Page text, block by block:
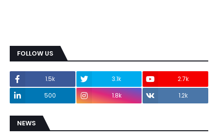
FOLLOW US
1.5k 3.1k
2.7k
500
1.8k 1.2k
NEWS